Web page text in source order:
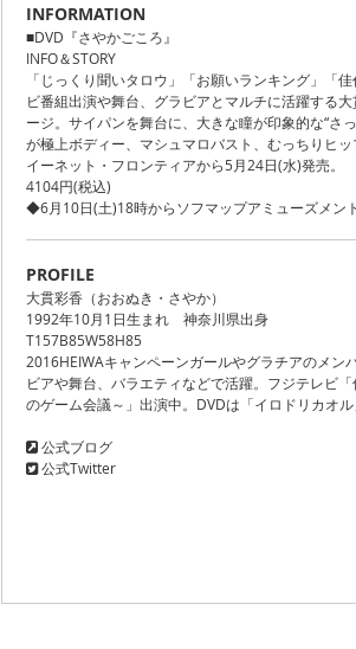
INFORMATION
■DVD『さやかごころ』
INFO＆STORY
「じっくり聞いタロウ」「お願いランキング」「
ビ番組出演や舞台、グラビアとマルチに活躍する
ージ。サイパンを舞台に、大きな瞳が印象的な“さ
が極上ボディー、マシュマロバスト、むっちりヒッ
イーネット・フロンティアから5月24日(水)発売。
4104円(税込)
◆6月10日(土)18時からソフマップアミューズメン
PROFILE
大貫彩香（おおぬき・さやか）
1992年10月1日生まれ 神奈川県出身
T157B85W58H85
2016HEIWAキャンペーンガールやグラチアのメン
ビアや舞台、バラエティなどで活躍。フジテレビ
のゲーム会議～」出演中。DVDは「イロドリカオル
公式ブログ
公式Twitter